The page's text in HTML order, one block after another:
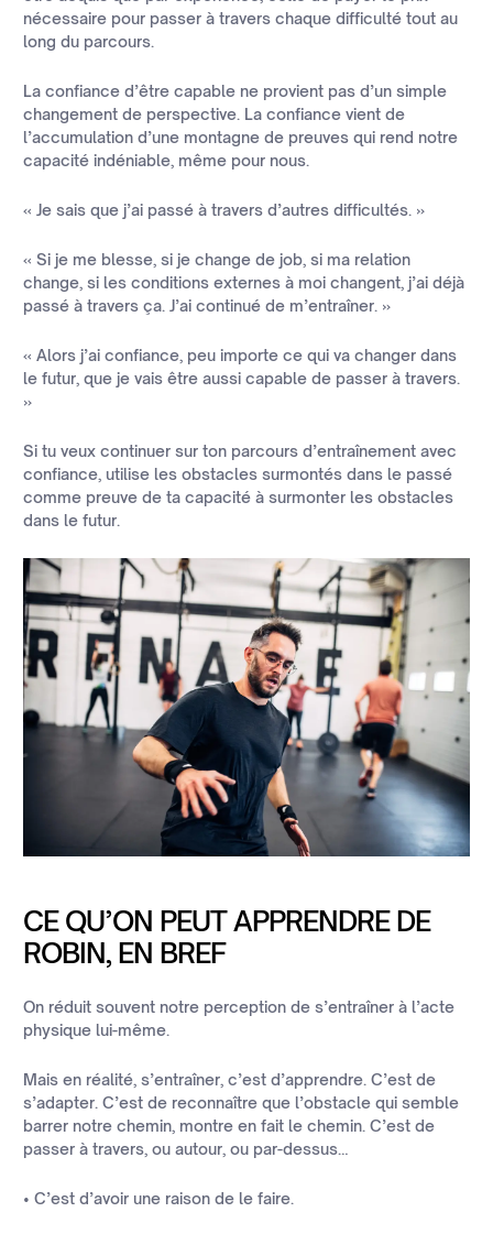
nécessaire pour passer à travers chaque difficulté tout au
long du parcours.
La confiance d’être capable ne provient pas d’un simple
changement de perspective. La confiance vient de
l’accumulation d’une montagne de preuves qui rend notre
capacité indéniable, même pour nous.
« Je sais que j’ai passé à travers d’autres difficultés. »
« Si je me blesse, si je change de job, si ma relation
change, si les conditions externes à moi changent, j’ai déjà
passé à travers ça. J’ai continué de m’entraîner. »
« Alors j’ai confiance, peu importe ce qui va changer dans
le futur, que je vais être aussi capable de passer à travers.
»
Si tu veux continuer sur ton parcours d’entraînement avec
confiance, utilise les obstacles surmontés dans le passé
comme preuve de ta capacité à surmonter les obstacles
dans le futur.
CE QU’ON PEUT APPRENDRE DE
ROBIN, EN BREF
On réduit souvent notre perception de s’entraîner à l’acte
physique lui-même.
Mais en réalité, s’entraîner, c’est d’apprendre. C’est de
s’adapter. C’est de reconnaître que l’obstacle qui semble
barrer notre chemin, montre en fait le chemin. C’est de
passer à travers, ou autour, ou par-dessus…
• C’est d’avoir une raison de le faire.